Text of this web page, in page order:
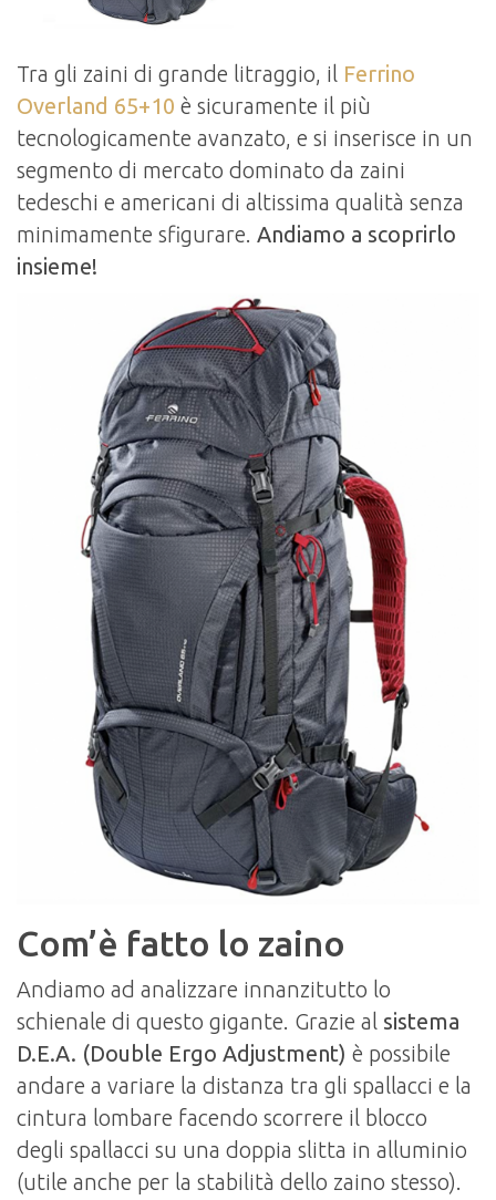
Tra gli zaini di grande litraggio, il Ferrino
Overland 65+10 è sicuramente il più
tecnologicamente avanzato, e si inserisce in un
segmento di mercato dominato da zaini
tedeschi e americani di altissima qualità senza
minimamente sfigurare. Andiamo a scoprirlo
insieme!
Com’è fatto lo zaino
Andiamo ad analizzare innanzitutto lo
schienale di questo gigante. Grazie al sistema
D.E.A. (Double Ergo Adjustment) è possibile
andare a variare la distanza tra gli spallacci e la
cintura lombare facendo scorrere il blocco
degli spallacci su una doppia slitta in alluminio
(utile anche per la stabilità dello zaino stesso).